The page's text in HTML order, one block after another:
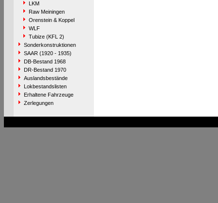
LKM
Raw Meiningen
Orenstein & Koppel
WLF
Tubize (KFL 2)
Sonderkonstruktionen
SAAR (1920 - 1935)
DB-Bestand 1968
DR-Bestand 1970
Auslandsbestände
Lokbestandslisten
Erhaltene Fahrzeuge
Zerlegungen